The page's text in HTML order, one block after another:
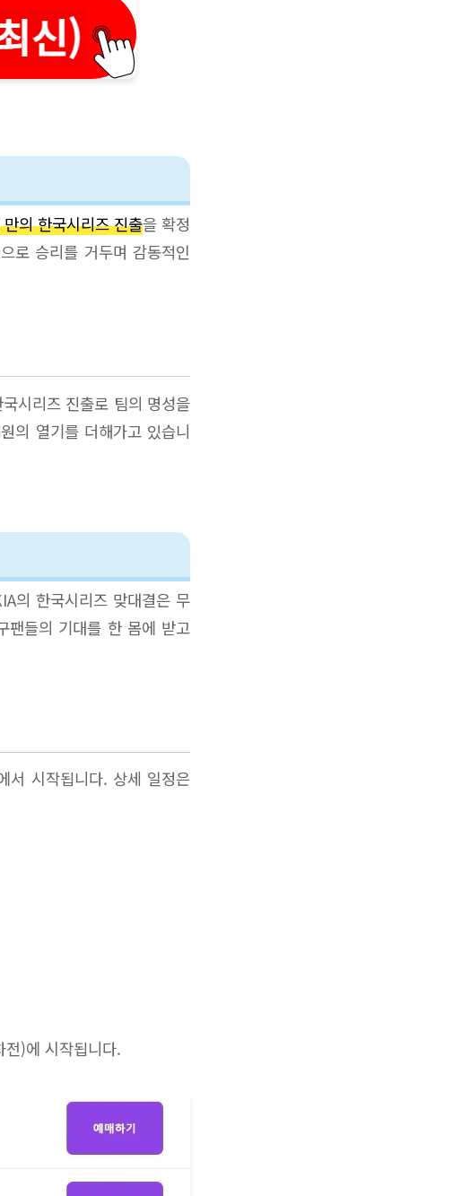
의 한국시리즈 진출을 확정
로 승리를 거두며 감동적인
시리즈 진출로 팀의 명성을
의 열기를 더해가고 있습니
의 한국시리즈 맞대결은 무
팬들의 기대를 한 몸에 받고
서 시작됩니다. 상세 일정은
)에 시작됩니다.